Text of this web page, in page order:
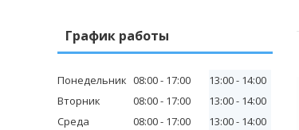
График работы
Понедельник 08:00 17:00 13:00
14:00
Вторник
08:00 17:00 13:00
14:00
Среда
08:00 17:00 13:00
14:00